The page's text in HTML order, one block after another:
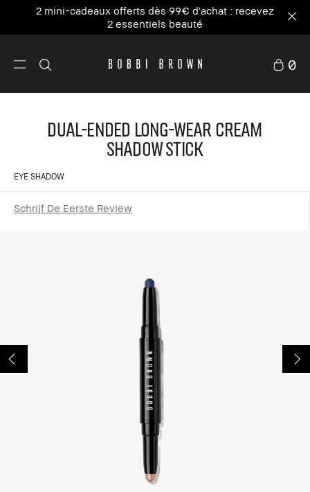
2 mini-cadeaux offerts dès 99€ d'achat : recevez
2 essentiels beauté
0
Dual-Ended Long-Wear Cream
Shadow Stick
EYE SHADOW
Schrijf De Eerste Review